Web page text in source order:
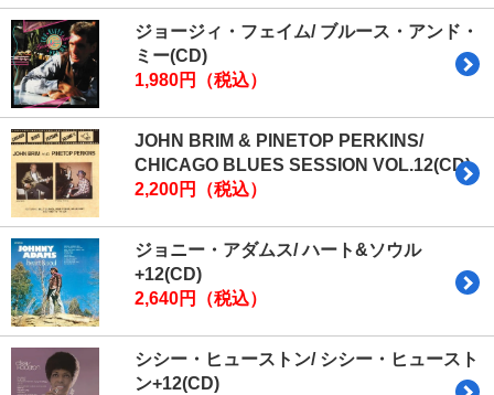
ジョージィ・フェイム/ ブルース・アンド・
ミー(CD)
1,980円（税込）
JOHN BRIM & PINETOP PERKINS/
CHICAGO BLUES SESSION VOL.12(CD)
2,200円（税込）
ジョニー・アダムス/ ハート&ソウル
+12(CD)
2,640円（税込）
シシー・ヒューストン/ シシー・ヒュースト
ン+12(CD)